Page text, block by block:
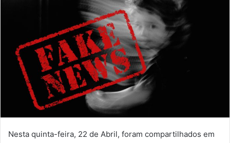
Nesta quinta-feira, 22 de Abril, foram compartilhados em